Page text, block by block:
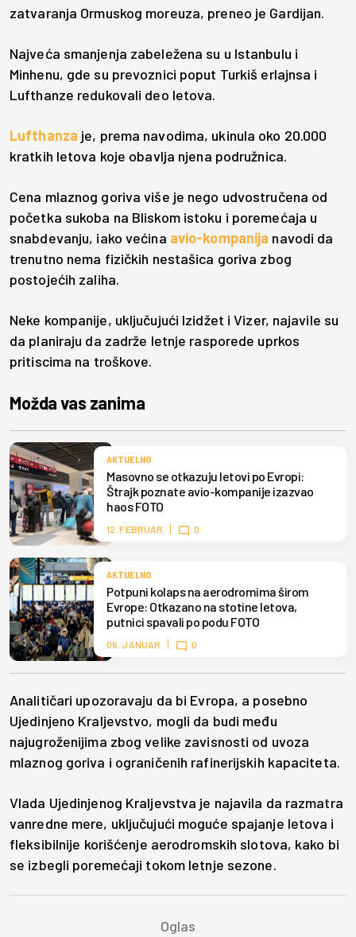
zatvaranja Ormuskog moreuza, preneo je Gardijan.
Najveća smanjenja zabeležena su u Istanbulu i
Minhenu, gde su prevoznici poput Turkiš erlajnsa i
Lufthanze redukovali deo letova.
Lufthanza je, prema navodima, ukinula oko 20.000
kratkih letova koje obavlja njena podružnica.
Cena mlaznog goriva više je nego udvostručena od
početka sukoba na Bliskom istoku i poremećaja u
snabdevanju, iako većina avio-kompanija navodi da
trenutno nema fizičkih nestašica goriva zbog
postojećih zaliha.
Neke kompanije, uključujući Izidžet i Vizer, najavile su
da planiraju da zadrže letnje rasporede uprkos
pritiscima na troškove.
Možda vas zanima
AKTUELNO
Masovno se otkazuju letovi po Evropi:
Štrajk poznate avio-kompanije izazvao
haos FOTO
12. FEBRUAR 0
AKTUELNO
Potpuni kolaps na aerodromima širom
Evrope: Otkazano na stotine letova,
putnici spavali po podu FOTO
06. JANUAR 0
Analitičari upozoravaju da bi Evropa, a posebno
Ujedinjeno Kraljevstvo, mogli da budi među
najugroženijima zbog velike zavisnosti od uvoza
mlaznog goriva i ograničenih rafinerijskih kapaciteta.
Vlada Ujedinjenog Kraljevstva je najavila da razmatra
vanredne mere, uključujući moguće spajanje letova i
fleksibilnije korišćenje aerodromskih slotova, kako bi
se izbegli poremećaji tokom letnje sezone.